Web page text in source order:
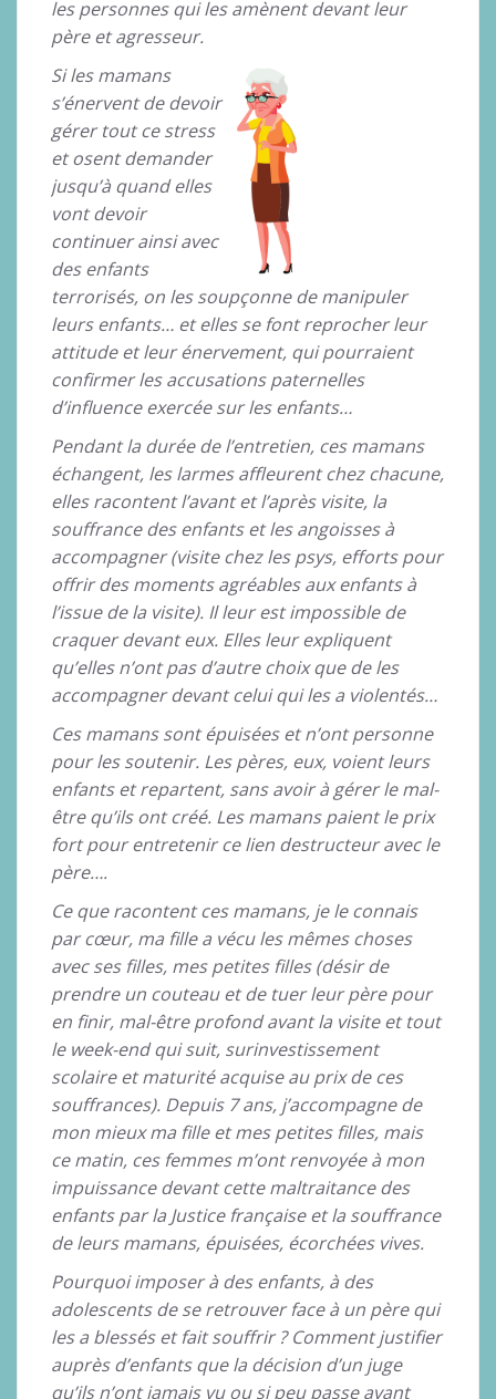
les personnes qui les amènent devant leur
père et agresseur.
Si les mamans
s’énervent de devoir
gérer tout ce stress
et osent demander
jusqu’à quand elles
vont devoir
continuer ainsi avec
des enfants
terrorisés, on les soupçonne de manipuler
leurs enfants… et elles se font reprocher leur
attitude et leur énervement, qui pourraient
confirmer les accusations paternelles
d’influence exercée sur les enfants…
Pendant la durée de l’entretien, ces mamans
échangent, les larmes affleurent chez chacune,
elles racontent l’avant et l’après visite, la
souffrance des enfants et les angoisses à
accompagner (visite chez les psys, efforts pour
offrir des moments agréables aux enfants à
l’issue de la visite). Il leur est impossible de
craquer devant eux. Elles leur expliquent
qu’elles n’ont pas d’autre choix que de les
accompagner devant celui qui les a violentés…
Ces mamans sont épuisées et n’ont personne
pour les soutenir. Les pères, eux, voient leurs
enfants et repartent, sans avoir à gérer le mal-
être qu’ils ont créé. Les mamans paient le prix
fort pour entretenir ce lien destructeur avec le
père….
Ce que racontent ces mamans, je le connais
par cœur, ma fille a vécu les mêmes choses
avec ses filles, mes petites filles (désir de
prendre un couteau et de tuer leur père pour
en finir, mal-être profond avant la visite et tout
le week-end qui suit, surinvestissement
scolaire et maturité acquise au prix de ces
souffrances). Depuis 7 ans, j’accompagne de
mon mieux ma fille et mes petites filles, mais
ce matin, ces femmes m’ont renvoyée à mon
impuissance devant cette maltraitance des
enfants par la Justice française et la souffrance
de leurs mamans, épuisées, écorchées vives.
Pourquoi imposer à des enfants, à des
adolescents de se retrouver face à un père qui
les a blessés et fait souffrir ? Comment justifier
auprès d’enfants que la décision d’un juge
qu’ils n’ont jamais vu ou si peu passe avant